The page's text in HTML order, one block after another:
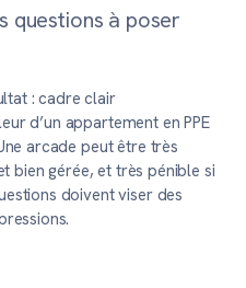
questions à poser
: cadre clair
d’un appartement en PPE
arcade peut être très
bien gérée, et très pénible si
doivent viser des